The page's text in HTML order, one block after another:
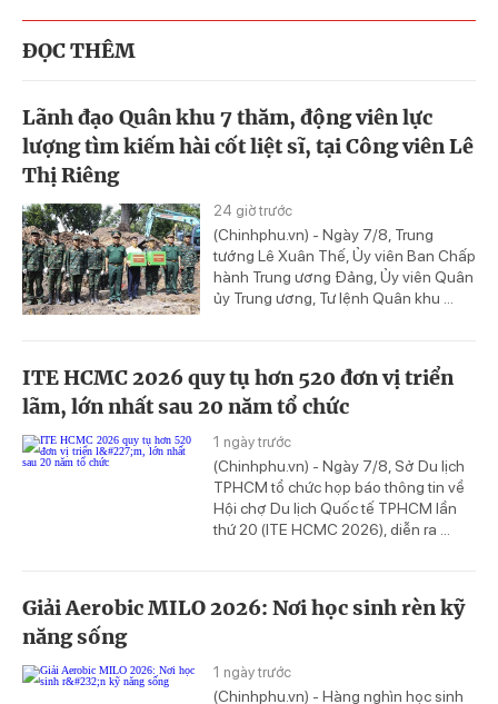
ĐỌC THÊM
Lãnh đạo Quân khu 7 thăm, động viên lực
lượng tìm kiếm hài cốt liệt sĩ, tại Công viên Lê
Thị Riêng
24 giờ trước
(Chinhphu.vn) - Ngày 7/8, Trung
tướng Lê Xuân Thế, Ủy viên Ban Chấp
hành Trung ương Đảng, Ủy viên Quân
ủy Trung ương, Tư lệnh Quân khu ...
ITE HCMC 2026 quy tụ hơn 520 đơn vị triển
lãm, lớn nhất sau 20 năm tổ chức
1 ngày trước
(Chinhphu.vn) - Ngày 7/8, Sở Du lịch
TPHCM tổ chức họp báo thông tin về
Hội chợ Du lịch Quốc tế TPHCM lần
thứ 20 (ITE HCMC 2026), diễn ra ...
Giải Aerobic MILO 2026: Nơi học sinh rèn kỹ
năng sống
1 ngày trước
(Chinhphu.vn) - Hàng nghìn học sinh